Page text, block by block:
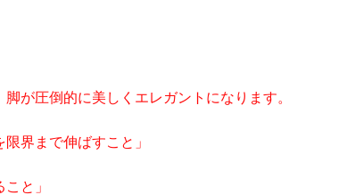
が圧倒的に美しくエレガントになります。
界まで伸ばすこと」
と」